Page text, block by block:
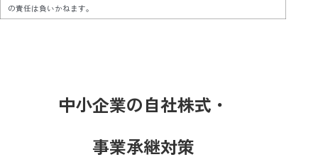
の責任は負いかねます。
中小企業の自社株式・
事業承継対策